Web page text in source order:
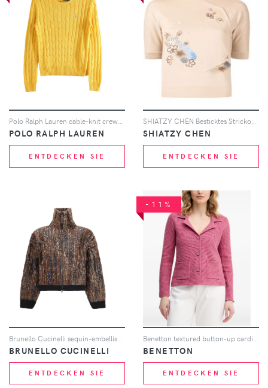
Polo Ralph Lauren cable-knit crew-neck sweater - Gelb
POLO RALPH LAUREN
ENTDECKEN SIE
SHIATZY CHEN Besticktes Strickoberteil - Braun
SHIATZY CHEN
ENTDECKEN SIE
BRUNELLO CUCINELLI
ENTDECKEN SIE
-11%
BENETTON
ENTDECKEN SIE